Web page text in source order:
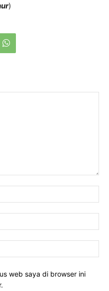
)
web saya di browser ini